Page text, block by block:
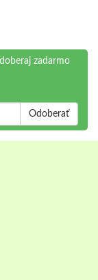
zadarmo
Odoberať